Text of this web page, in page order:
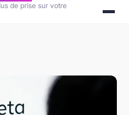
de prise sur votre